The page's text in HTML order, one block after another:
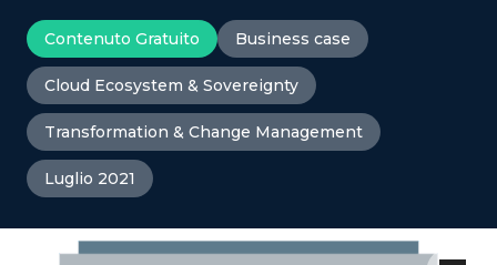
Contenuto Gratuito Business case
Cloud Ecosystem & Sovereignty
Transformation & Change Management
Luglio 2021